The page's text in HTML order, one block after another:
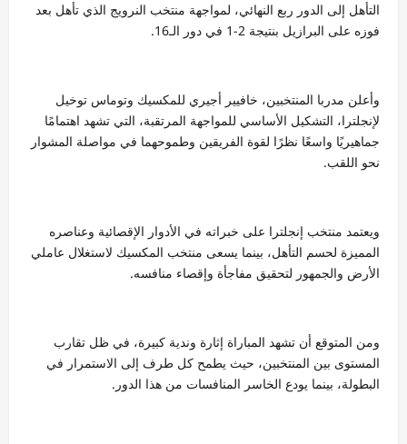
التأهل إلى الدور ربع النهائي، لمواجهة منتخب النرويج الذي تأهل بعد
فوزه على البرازيل بنتيجة 2-1 في دور الـ16.
وأعلن مدربا المنتخبين، خافيير أجيري للمكسيك وتوماس توخيل
لإنجلترا، التشكيل الأساسي للمواجهة المرتقبة، التي تشهد اهتمامًا
جماهيريًا واسعًا نظرًا لقوة الفريقين وطموحهما في مواصلة المشوار
نحو اللقب.
ويعتمد منتخب إنجلترا على خبراته في الأدوار الإقصائية وعناصره
المميزة لحسم التأهل، بينما يسعى منتخب المكسيك لاستغلال عاملي
الأرض والجمهور لتحقيق مفاجأة وإقصاء منافسه.
ومن المتوقع أن تشهد المباراة إثارة وندية كبيرة، في ظل تقارب
المستوى بين المنتخبين، حيث يطمح كل طرف إلى الاستمرار في
البطولة، بينما يودع الخاسر المنافسات من هذا الدور.